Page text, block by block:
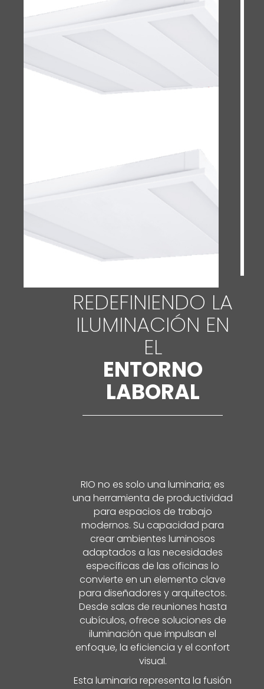
REDEFINIENDO LA
ILUMINACIÓN EN
EL
ENTORNO
LABORAL
RIO no es solo una luminaria; es
una herramienta de productividad
para espacios de trabajo
modernos. Su capacidad para
crear ambientes luminosos
adaptados a las necesidades
específicas de las oficinas lo
convierte en un elemento clave
para diseñadores y arquitectos.
Desde salas de reuniones hasta
cubículos, ofrece soluciones de
iluminación que impulsan el
enfoque, la eficiencia y el confort
visual.
Esta luminaria representa la fusión